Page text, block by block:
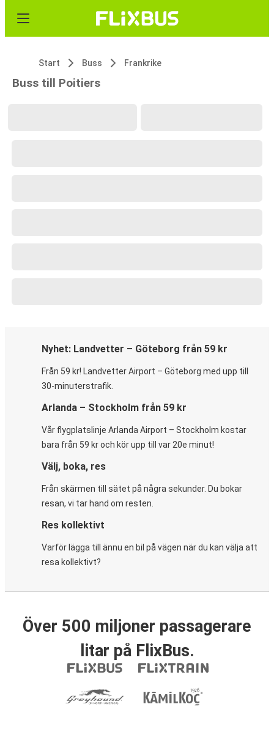
Start Buss Frankrike
Buss till Poitiers
Nyhet: Landvetter – Göteborg från 59 kr
Från 59 kr! Landvetter Airport – Göteborg med upp till
30-minuterstrafik.
Arlanda – Stockholm från 59 kr
Vår flygplatslinje Arlanda Airport – Stockholm kostar
bara från 59 kr och kör upp till var 20e minut!
Välj, boka, res
Från skärmen till sätet på några sekunder. Du bokar
resan, vi tar hand om resten.
Res kollektivt
Varför lägga till ännu en bil på vägen när du kan välja att
resa kollektivt?
Över 500 miljoner passagerare
litar på FlixBus.